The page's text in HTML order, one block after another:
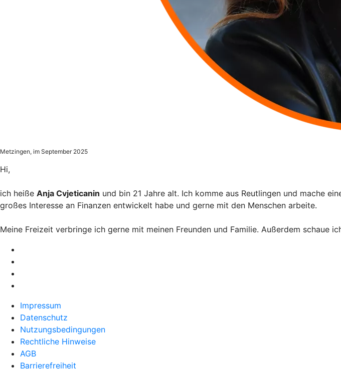
Metzingen, im September 2025
Hi,
ich heiße Anja Cvjeticanin und bin 21 Jahre alt. Ich komme aus Reutlingen und mache
großes Interesse an Finanzen entwickelt habe und gerne mit den Menschen arbeite.
Meine Freizeit verbringe ich gerne mit meinen Freunden und Familie. Außerdem schaue
Impressum
Datenschutz
Nutzungsbedingungen
Rechtliche Hinweise
AGB
Barrierefreiheit